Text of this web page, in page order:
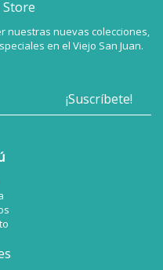
nuestras nuevas colecciones,
en el Viejo San Juan.